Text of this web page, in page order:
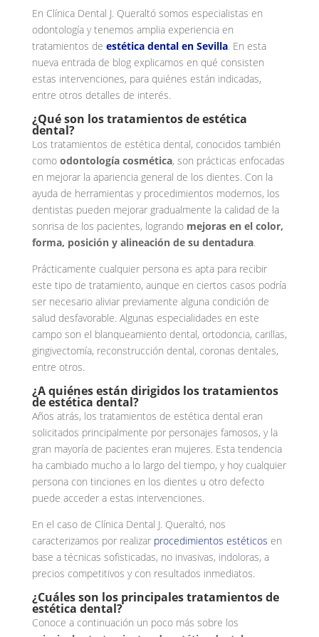
En Clínica Dental J. Queraltó somos especialistas en
odontología y tenemos amplia experiencia en
tratamientos de estética dental en Sevilla. En esta
nueva entrada de blog explicamos en qué consisten
estas intervenciones, para quiénes están indicadas,
entre otros detalles de interés.
¿Qué son los tratamientos de estética
dental?
Los tratamientos de estética dental, conocidos también
como odontología cosmética, son prácticas enfocadas
en mejorar la apariencia general de los dientes. Con la
ayuda de herramientas y procedimientos modernos, los
dentistas pueden mejorar gradualmente la calidad de la
sonrisa de los pacientes, logrando mejoras en el color,
forma, posición y alineación de su dentadura.
Prácticamente cualquier persona es apta para recibir
este tipo de tratamiento, aunque en ciertos casos podría
ser necesario aliviar previamente alguna condición de
salud desfavorable. Algunas especialidades en este
campo son el blanqueamiento dental, ortodoncia, carillas,
gingivectomía, reconstrucción dental, coronas dentales,
entre otros.
¿A quiénes están dirigidos los tratamientos
de estética dental?
Años atrás, los tratamientos de estética dental eran
solicitados principalmente por personajes famosos, y la
gran mayoría de pacientes eran mujeres. Esta tendencia
ha cambiado mucho a lo largo del tiempo, y hoy cualquier
persona con tinciones en los dientes u otro defecto
puede acceder a estas intervenciones.
En el caso de Clínica Dental J. Queraltó, nos
caracterizamos por realizar procedimientos estéticos en
base a técnicas sofisticadas, no invasivas, indoloras, a
precios competitivos y con resultados inmediatos.
¿Cuáles son los principales tratamientos de
estética dental?
Conoce a continuación un poco más sobre los